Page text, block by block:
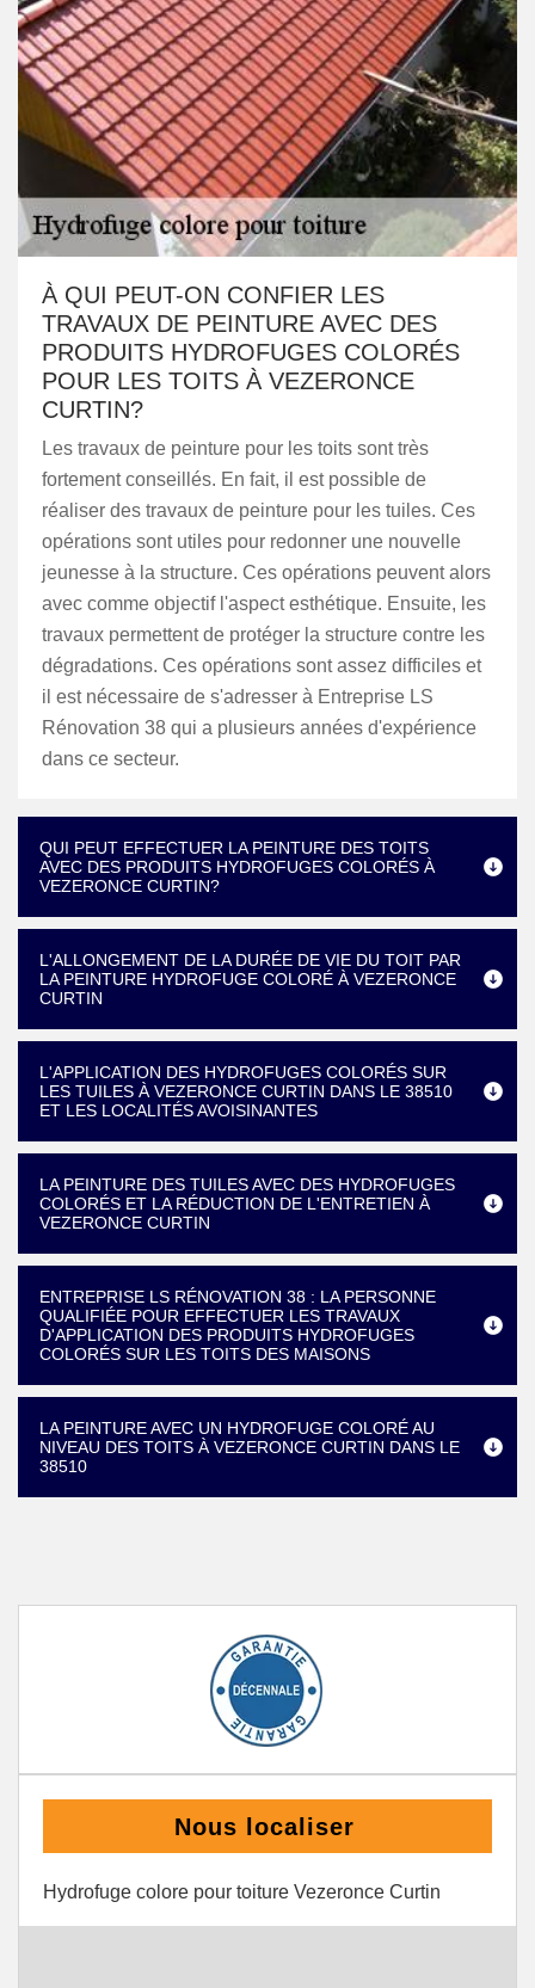
À QUI PEUT-ON CONFIER LES
TRAVAUX DE PEINTURE AVEC DES
PRODUITS HYDROFUGES COLORÉS
POUR LES TOITS À VEZERONCE
CURTIN?
Les travaux de peinture pour les toits sont très
fortement conseillés. En fait, il est possible de
réaliser des travaux de peinture pour les tuiles. Ces
opérations sont utiles pour redonner une nouvelle
jeunesse à la structure. Ces opérations peuvent alors
avec comme objectif l'aspect esthétique. Ensuite, les
travaux permettent de protéger la structure contre les
dégradations. Ces opérations sont assez difficiles et
il est nécessaire de s'adresser à Entreprise LS
Rénovation 38 qui a plusieurs années d'expérience
dans ce secteur.
QUI PEUT EFFECTUER LA PEINTURE DES TOITS
AVEC DES PRODUITS HYDROFUGES COLORÉS À
VEZERONCE CURTIN?
L'ALLONGEMENT DE LA DURÉE DE VIE DU TOIT PAR
LA PEINTURE HYDROFUGE COLORÉ À VEZERONCE
CURTIN
L'APPLICATION DES HYDROFUGES COLORÉS SUR
LES TUILES À VEZERONCE CURTIN DANS LE 38510
ET LES LOCALITÉS AVOISINANTES
LA PEINTURE DES TUILES AVEC DES HYDROFUGES
COLORÉS ET LA RÉDUCTION DE L'ENTRETIEN À
VEZERONCE CURTIN
ENTREPRISE LS RÉNOVATION 38 : LA PERSONNE
QUALIFIÉE POUR EFFECTUER LES TRAVAUX
D'APPLICATION DES PRODUITS HYDROFUGES
COLORÉS SUR LES TOITS DES MAISONS
LA PEINTURE AVEC UN HYDROFUGE COLORÉ AU
NIVEAU DES TOITS À VEZERONCE CURTIN DANS LE
38510
Nous localiser
Hydrofuge colore pour toiture Vezeronce Curtin